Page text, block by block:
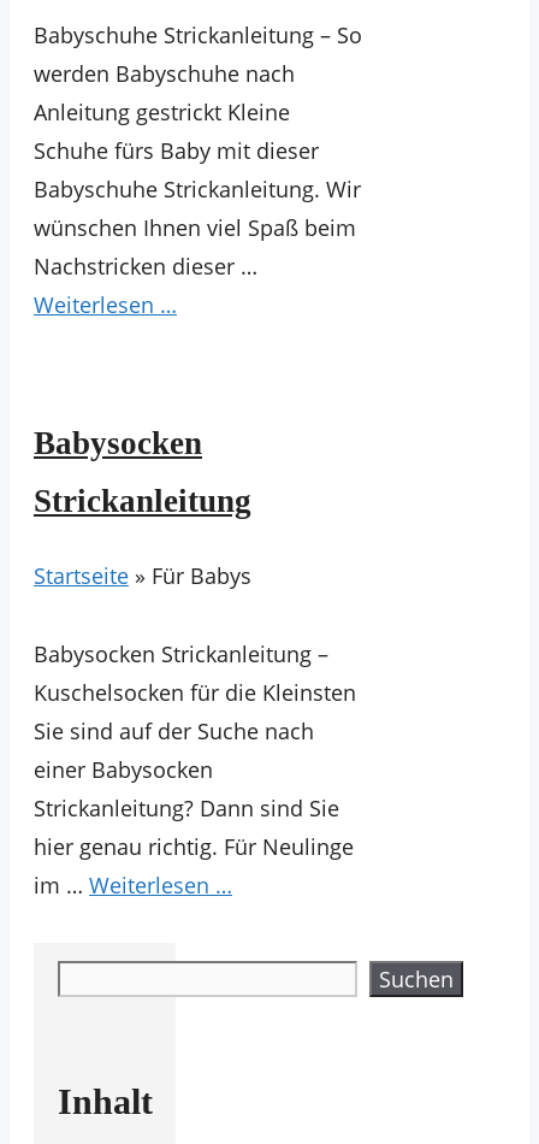
Babyschuhe Strickanleitung – So
werden Babyschuhe nach
Anleitung gestrickt Kleine
Schuhe fürs Baby mit dieser
Babyschuhe Strickanleitung. Wir
wünschen Ihnen viel Spaß beim
Nachstricken dieser …
Weiterlesen …
Babysocken
Strickanleitung
Startseite » Für Babys
Babysocken Strickanleitung –
Kuschelsocken für die Kleinsten
Sie sind auf der Suche nach
einer Babysocken
Strickanleitung? Dann sind Sie
hier genau richtig. Für Neulinge
im … Weiterlesen …
Suchen
Inhalt